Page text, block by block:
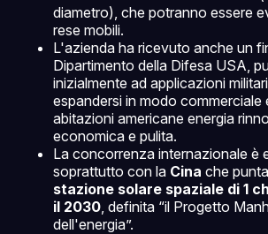
diametro), che potranno essere
rese mobili.
L'azienda ha ricevuto anche un
Dipartimento della Difesa USA,
inizialmente ad applicazioni
espandersi in modo commerciale
abitazioni americane energia
economica e pulita.
La concorrenza internazionale è
soprattutto con la Cina che
stazione solare spaziale di 1
il 2030 , definita “il Progetto
dell'energia”.